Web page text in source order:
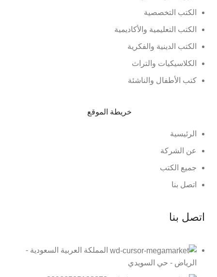
الكتب التخصصية
الكتب التعليمية والأكاديمية
الكتب الدينية والفكرية
الكلاسيكيات والتراث
كتب الأطفال والناشئة
خريطة الموقع
الرئيسية
عن الشركة
جميع الكتب
اتصل بنا
اتصل بنا
المملكة العربية السعودية -
الرياض - حي السويدي